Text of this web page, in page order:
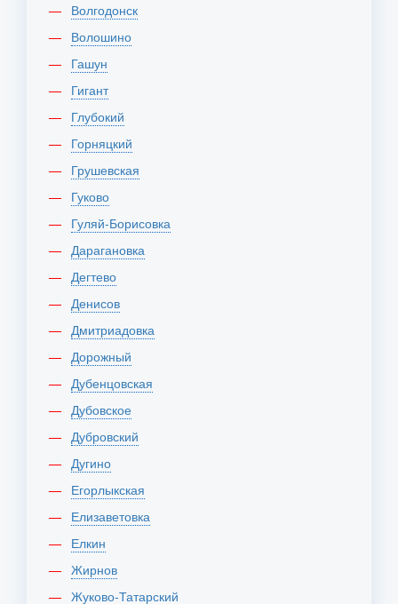
Волгодонск
Волошино
Гашун
Гигант
Глубокий
Горняцкий
Грушевская
Гуково
Гуляй-Борисовка
Дарагановка
Дегтево
Денисов
Дмитриадовка
Дорожный
Дубенцовская
Дубовское
Дубровский
Дугино
Егорлыкская
Елизаветовка
Елкин
Жирнов
Жуково-Татарский